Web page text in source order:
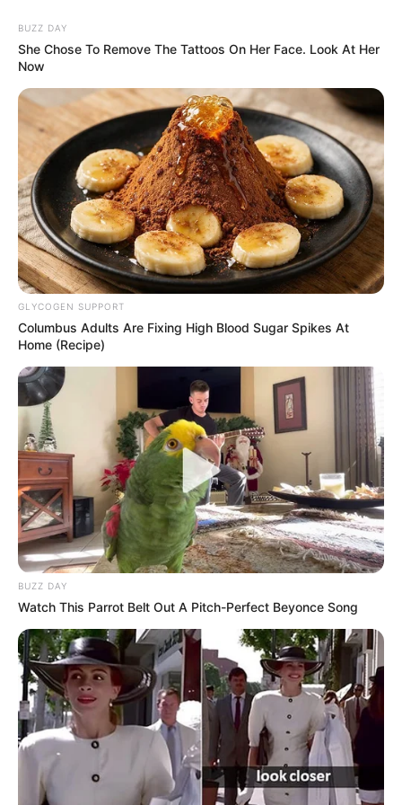
faciliter l’analyse de ce quinté, vous pourrez découvrir
dernières statistiques des pronostiqueurs sur les courses
de Trot attelé
Quel opérateur pour jouer le Tiercé Quarté
Quinté?
Vous pouvez parier le Quinté du jour chez l’un des
opérateurs ci-dessous, n’hésitez pas à comparer les offres
de chacun d’entre eux.
Jeux à 0.10 € exclusivité du Web
Et sans oublier le pronostic du Cheval du Jour
Arrivée du Quinté du jour, qui est le gagnant du
U.E.T ELITE CIRCUIT FINALE
BUZZ DAY
She Chose To Remove The Tattoos On Her Face. Look At Her
Now
GLYCOGEN SUPPORT
Columbus Adults Are Fixing High Blood Sugar Spikes At
Home (Recipe)
BUZZ DAY
Watch This Parrot Belt Out A Pitch-Perfect Beyonce Song